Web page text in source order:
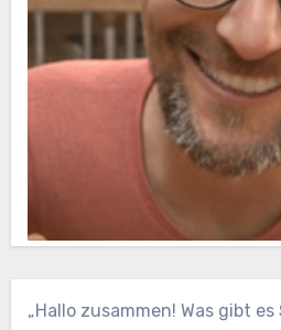
„Hallo zusammen! Was gibt es